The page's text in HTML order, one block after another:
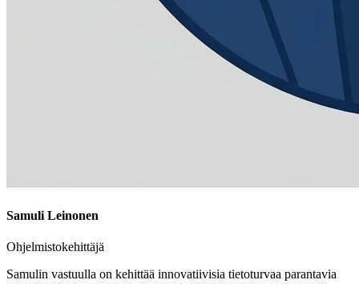
Samuli Leinonen
Ohjelmistokehittäjä
Samulin vastuulla on kehittää innovatiivisia tietoturvaa parantavia